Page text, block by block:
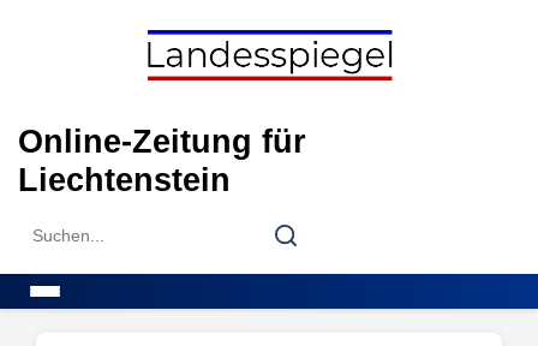
Online-Zeitung für
Liechtenstein
Search
Search